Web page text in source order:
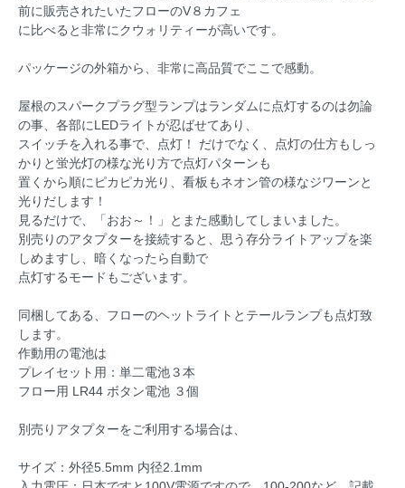
前に販売されたいたフローのV８カフェ
に比べると非常にクウォリティーが高いです。
パッケージの外箱から、非常に高品質でここで感動。
屋根のスパークプラグ型ランプはランダムに点灯するのは勿論
の事、各部にLEDライトが忍ばせてあり、
スイッチを入れる事で、点灯！ だけでなく、点灯の仕方もしっ
かりと蛍光灯の様な光り方で点灯パターンも
置くから順にピカピカ光り、看板もネオン管の様なジワーンと
光りだします！
見るだけで、「おお～！」とまた感動してしまいました。
別売りのアタプターを接続すると、思う存分ライトアップを楽
しめますし、暗くなったら自動で
点灯するモードもございます。
同梱してある、フローのヘットライトとテールランプも点灯致
します。
作動用の電池は
プレイセット用：単二電池３本
フロー用 LR44 ボタン電池 ３個
別売りアタプターをご利用する場合は、
サイズ：外径5.5mm 内径2.1mm